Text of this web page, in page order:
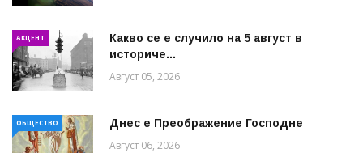
АКЦЕНТ
Какво се е случило на 5 август в
историче...
Август 05, 2026
ОБЩЕСТВО Днес е Преображение Господне
Август 06, 2026